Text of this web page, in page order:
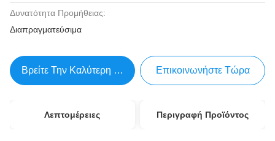
Δυνατότητα Προμήθειας:
Διαπραγματεύσιμα
Βρείτε Την Καλύτερη Τιμή Επικοινωνήστε Τώρα
Λεπτομέρειες Περιγραφή Προϊόντος